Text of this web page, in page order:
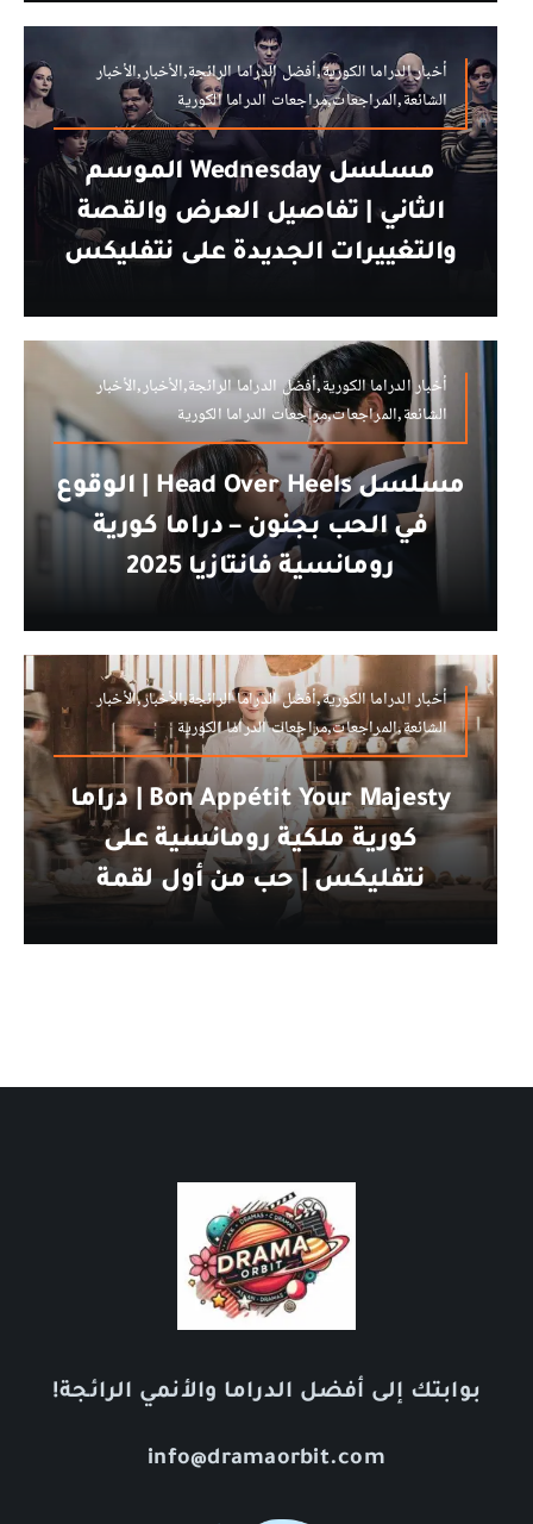
أخبار الدراما الكورية,أفضل الدراما الرائجة,الأخبار,الأخبار
الشائعة,المراجعات,مراجعات الدراما الكورية
مسلسل Wednesday الموسم
الثاني | تفاصيل العرض والقصة
والتغييرات الجديدة على نتفليكس
أخبار الدراما الكورية,أفضل الدراما الرائجة,الأخبار,الأخبار
الشائعة,المراجعات,مراجعات الدراما الكورية
مسلسل Head Over Heels | الوقوع
في الحب بجنون – دراما كورية
رومانسية فانتازيا 2025
أخبار الدراما الكورية,أفضل الدراما الرائجة,الأخبار,الأخبار
الشائعة,المراجعات,مراجعات الدراما الكورية
Bon Appétit Your Majesty | دراما
كورية ملكية رومانسية على
نتفليكس | حب من أول لقمة
بوابتك إلى أفضل الدراما والأنمي الرائجة!
info@dramaorbit.com